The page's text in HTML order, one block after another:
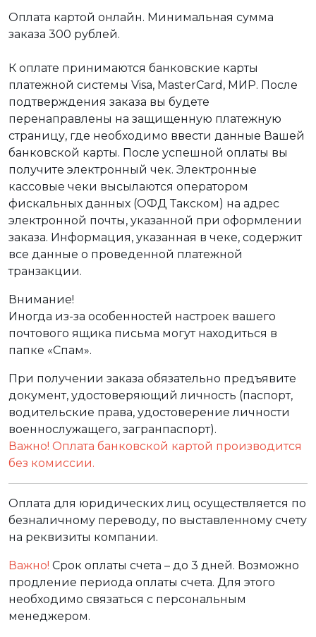
Оплата картой онлайн. Минимальная сумма
заказа 300 рублей.
К оплате принимаются банковские карты
платежной системы Visa, MasterCard, МИР. После
подтверждения заказа вы будете
перенаправлены на защищенную платежную
страницу, где необходимо ввести данные Вашей
банковской карты. После успешной оплаты вы
получите электронный чек. Электронные
кассовые чеки высылаются оператором
фискальных данных (ОФД Такском) на адрес
электронной почты, указанной при оформлении
заказа. Информация, указанная в чеке, содержит
все данные о проведенной платежной
транзакции.
Внимание!
Иногда из-за особенностей настроек вашего
почтового ящика письма могут находиться в
папке «Спам».
При получении заказа обязательно предъявите
документ, удостоверяющий личность (паспорт,
водительские права, удостоверение личности
военнослужащего, загранпаспорт).
Важно! Оплата банковской картой производится
без комиссии.
Оплата для юридических лиц осуществляется по
безналичному переводу, по выставленному счету
на реквизиты компании.
Важно! Срок оплаты счета – до 3 дней. Возможно
продление периода оплаты счета. Для этого
необходимо связаться с персональным
менеджером.